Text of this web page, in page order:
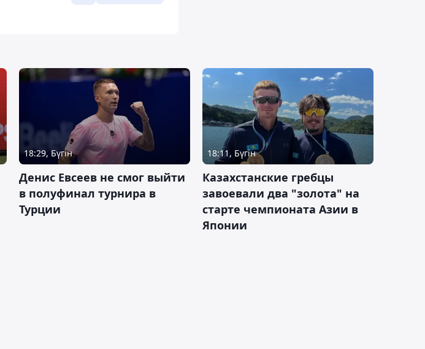
18:29, Бүгін
Денис Евсеев не смог выйти
в полуфинал турнира в
Турции
18:11, Бүгін
Казахстанские гребцы
завоевали два "золота" на
старте чемпионата Азии в
Японии